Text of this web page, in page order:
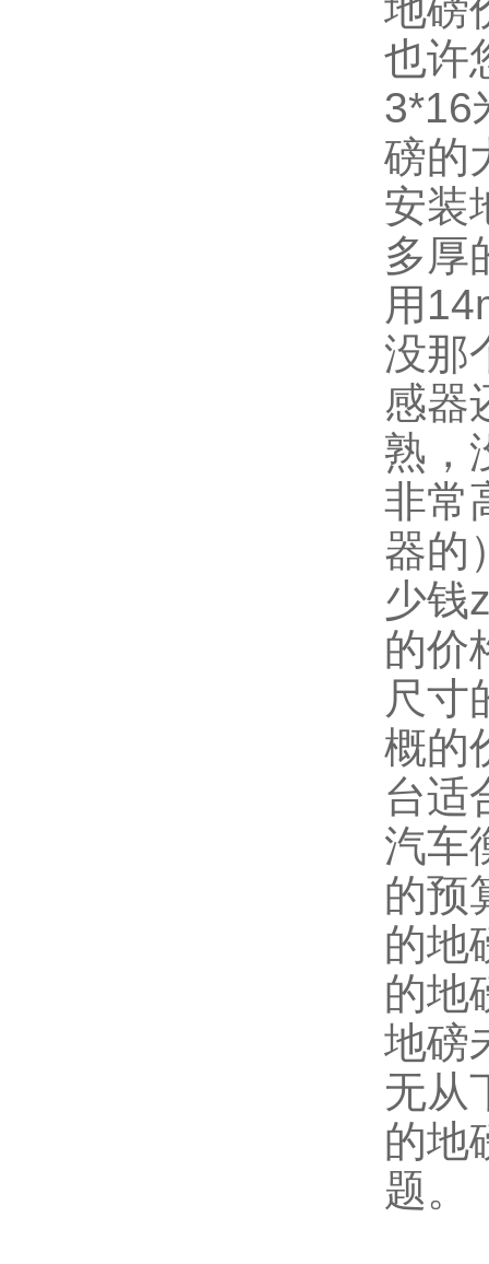
也许
3*16
磅的
安装
多厚
用
没那
感器
熟，
非常
器的
少钱
的价
尺寸
概的
台适
汽车
的预
的地
的地
地磅
无从
的地
题。